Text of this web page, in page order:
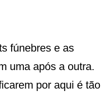
fúnebres e as
uma após a outra.
por aqui é tão